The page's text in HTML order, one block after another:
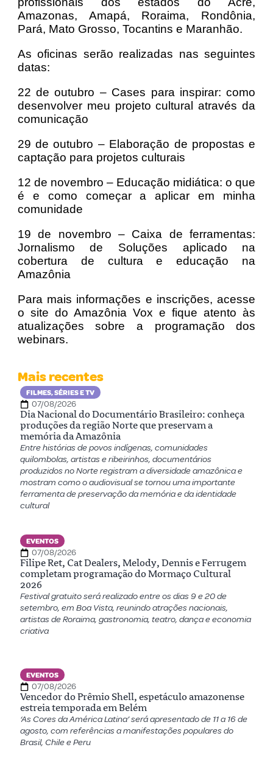
Amazonas, Amapá, Roraima, Rondônia,
Pará, Mato Grosso, Tocantins e Maranhão.
As oficinas serão realizadas nas seguintes
datas:
22 de outubro – Cases para inspirar: como
desenvolver meu projeto cultural através da
comunicação
29 de outubro – Elaboração de propostas e
captação para projetos culturais
12 de novembro – Educação midiática: o que
é e como começar a aplicar em minha
comunidade
19 de novembro – Caixa de ferramentas:
Jornalismo de Soluções aplicado na
cobertura de cultura e educação na
Amazônia
Para mais informações e inscrições, acesse
o site do Amazônia Vox e fique atento às
atualizações sobre a programação dos
webinars.
Mais recentes
FILMES, SÉRIES E TV
07/08/2026
Dia Nacional do Documentário Brasileiro: conheça
produções da região Norte que preservam a
memória da Amazônia
Entre histórias de povos indígenas, comunidades
quilombolas, artistas e ribeirinhos, documentários
produzidos no Norte registram a diversidade amazônica e
mostram como o audiovisual se tornou uma importante
ferramenta de preservação da memória e da identidade
cultural
EVENTOS
07/08/2026
Filipe Ret, Cat Dealers, Melody, Dennis e Ferrugem
completam programação do Mormaço Cultural
2026
Festival gratuito será realizado entre os dias 9 e 20 de
setembro, em Boa Vista, reunindo atrações nacionais,
artistas de Roraima, gastronomia, teatro, dança e economia
criativa
EVENTOS
07/08/2026
Vencedor do Prêmio Shell, espetáculo amazonense
estreia temporada em Belém
‘As Cores da América Latina’ será apresentado de 11 a 16 de
agosto, com referências a manifestações populares do
Brasil, Chile e Peru